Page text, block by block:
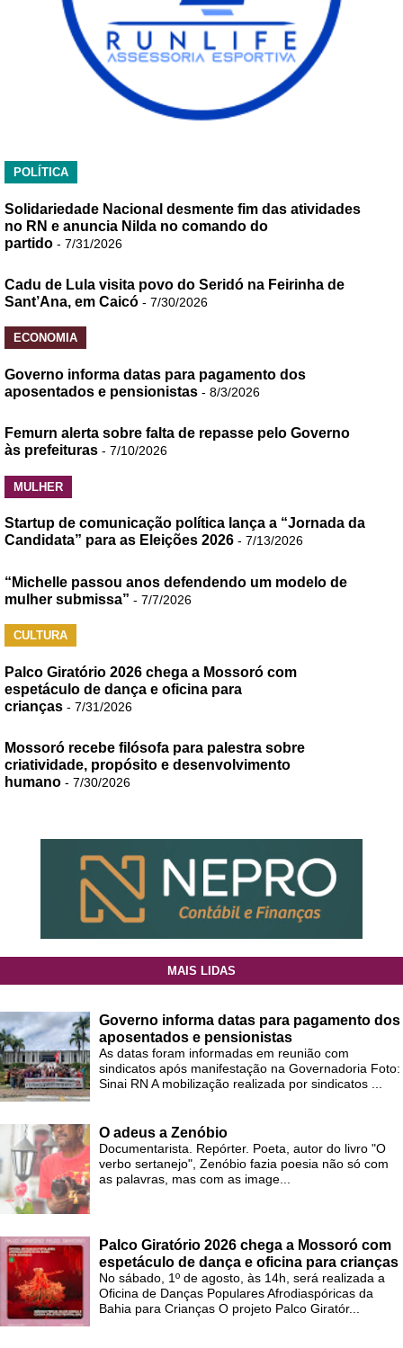
POLÍTICA
Solidariedade Nacional desmente fim das atividades
no RN e anuncia Nilda no comando do
partido - 7/31/2026
Cadu de Lula visita povo do Seridó na Feirinha de
Sant’Ana, em Caicó - 7/30/2026
ECONOMIA
Governo informa datas para pagamento dos
aposentados e pensionistas - 8/3/2026
Femurn alerta sobre falta de repasse pelo Governo
às prefeituras - 7/10/2026
MULHER
Startup de comunicação política lança a “Jornada da
Candidata” para as Eleições 2026 - 7/13/2026
“Michelle passou anos defendendo um modelo de
mulher submissa” - 7/7/2026
CULTURA
Palco Giratório 2026 chega a Mossoró com
espetáculo de dança e oficina para
crianças - 7/31/2026
Mossoró recebe filósofa para palestra sobre
criatividade, propósito e desenvolvimento
humano - 7/30/2026
MAIS LIDAS
Governo informa datas para pagamento dos
aposentados e pensionistas
As datas foram informadas em reunião com
sindicatos após manifestação na Governadoria Foto:
Sinai RN A mobilização realizada por sindicatos ...
O adeus a Zenóbio
Documentarista. Repórter. Poeta, autor do livro "O
verbo sertanejo", Zenóbio fazia poesia não só com
as palavras, mas com as image...
Palco Giratório 2026 chega a Mossoró com
espetáculo de dança e oficina para crianças
No sábado, 1º de agosto, às 14h, será realizada a
Oficina de Danças Populares Afrodiaspóricas da
Bahia para Crianças O projeto Palco Giratór...